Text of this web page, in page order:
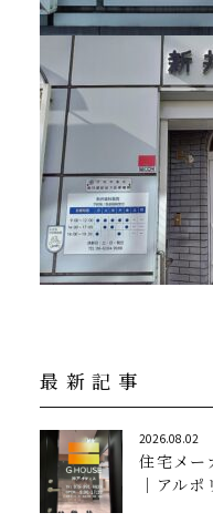
最新記事
2026.08.02
住宅メー
｜アル